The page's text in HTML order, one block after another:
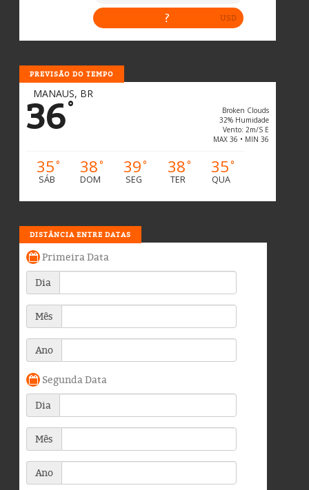
PREVISÃO DO TEMPO
MANAUS, BR
36°
Broken Clouds
32% Humidade
Vento: 2m/s E
MAX 36 • MIN 36
35°
SÁB
38°
DOM
39°
SEG
38°
TER
35°
QUA
DISTÂNCIA ENTRE DATAS